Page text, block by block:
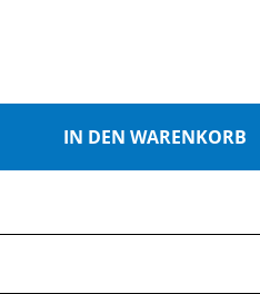
gewünschten
IN DEN WARENKORB